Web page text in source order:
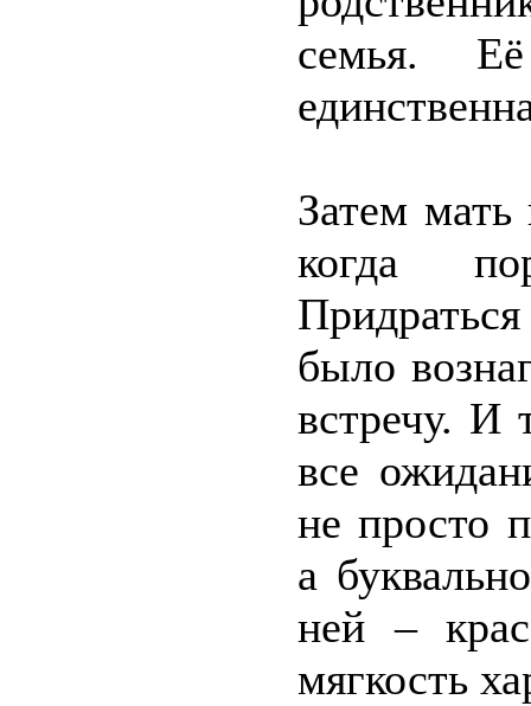
семья.
Затем мать
когда
было
встречу. И
все
не просто
а
ней –
мягкость